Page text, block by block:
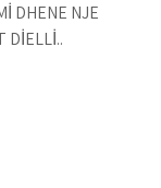
DHENE NJE
DİELLİ..